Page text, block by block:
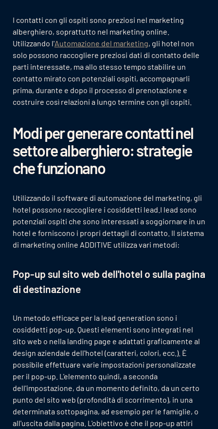
I contatti con gli ospiti sono preziosi nel marketing
alberghiero, soprattutto nel marketing online.
Utilizzando l'Automazione del marketing, gli hotel non
solo possono raccogliere preziosi dati di contatto delle
parti interessate, ma allo stesso tempo stabilire un
contatto mirato con potenziali ospiti, accompagnarli
prima, durante e dopo il processo di prenotazione e
costruire così relazioni a lungo termine con gli ospiti.
Modi per generare contatti nel
settore alberghiero: strategie
che funzionano
Utilizzando il software di automazione del marketing, gli
hotel possono raccogliere i cosiddetti lead.I lead sono
potenziali ospiti che sono interessati a soggiornare in un
hotel e forniscono i propri dettagli di contatto. Il sistema
di marketing online ADDITIVE utilizza vari metodi:
Pop-up sul sito web dell'hotel o sulla pagina
di destinazione
Un metodo efficace per la lead generation sono i
cosiddetti pop-up. Questi elementi sono integrati nel
sito web o nella landing page e adattati graficamente al
design aziendale dell'hotel (caratteri, colori, ecc.). È
possibile effettuare varie impostazioni personalizzate
per il pop-up. L'elemento quindi, a seconda
dell'impostazione, da un momento definito, da un certo
punto del sito web (profondità di scorrimento), in una
determinata sottopagina, ad esempio per le famiglie, o
all'uscita dalla pagina. L'obiettivo è che il pop-up attiri